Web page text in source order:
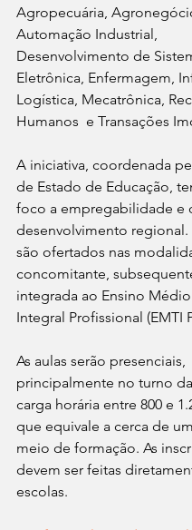
Agropecuária,
Automação Industrial,
Desenvolvimento de
Eletrônica, Enfermagem,
Logística, Mecatrônica,
Humanos  e Transações
A iniciativa, coordenada
de Estado de Educação,
foco a empregabilidade e
desenvolvimento regional.
são ofertados nas
concomitante,
integrada ao Ensino
Integral Profissional (EMTI
As aulas serão presenciais,
principalmente no turno
carga horária entre 800 e
que equivale a cerca de
meio de formação. As
devem ser feitas
escolas.